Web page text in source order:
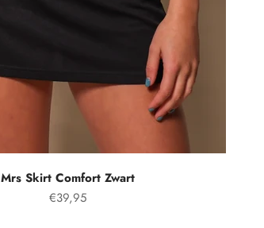
Mrs Skirt Comfort Zwart
Prezzo speciale
€39,95